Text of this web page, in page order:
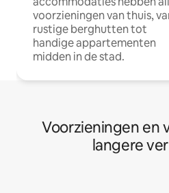
voorzieningen van thuis,
rustige berghutten tot
handige appartementen
midden in de stad.
Voorzieningen en
langere